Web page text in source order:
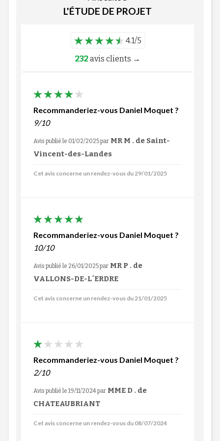
L'ÉTUDE DE PROJET
4.1/5
232avis clients →
Recommanderiez-vous Daniel Moquet ?
9/10
Avis publié le 01/02/2025par MR M . de Saint-
Vincent-des-Landes
Cet avis concerne un rendez-vous du 29/01/2025
Recommanderiez-vous Daniel Moquet ?
10/10
Avis publié le 26/01/2025par MR P . de
VALLONS-DE-L´ERDRE
Cet avis concerne un rendez-vous du 21/01/2025
Recommanderiez-vous Daniel Moquet ?
2/10
Avis publié le 19/11/2024par MME D . de
CHATEAUBRIANT
Cet avis concerne un rendez-vous du 08/07/2024